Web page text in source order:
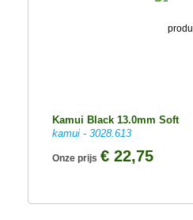
Kamui Black 13.0mm Soft
kamui - 3028.613
Onze prijs € 22,75